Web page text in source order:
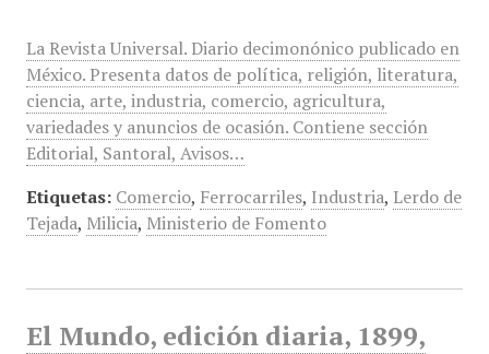
La Revista Universal. Diario decimonónico publicado en
México. Presenta datos de política, religión, literatura,
ciencia, arte, industria, comercio, agricultura,
variedades y anuncios de ocasión. Contiene sección
Editorial, Santoral, Avisos…
Etiquetas: Comercio, Ferrocarriles, Industria, Lerdo de
Tejada, Milicia, Ministerio de Fomento
El Mundo, edición diaria, 1899,